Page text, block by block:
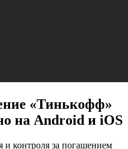
«Тинькофф»
на Android и iOS
и контроля за погашением